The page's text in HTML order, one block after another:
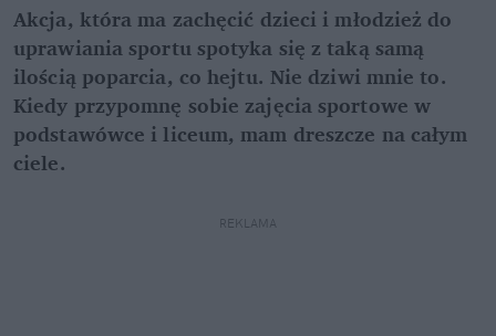
Akcja, która ma zachęcić dzieci i młodzież do
uprawiania sportu spotyka się z taką samą
ilością poparcia, co hejtu. Nie dziwi mnie to.
Kiedy przypomnę sobie zajęcia sportowe w
podstawówce i liceum, mam dreszcze na całym
ciele.
REKLAMA